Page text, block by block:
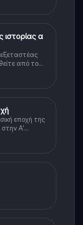
ιστορίας α
από το
εποχή της
στην Α'